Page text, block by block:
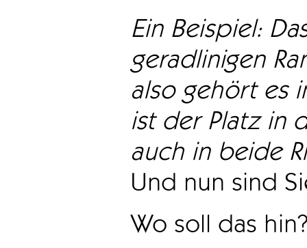
Ein Beispiel:
geradlinigen
also gehört es
ist der Platz in
auch in beide
Und nun sind
Wo soll das